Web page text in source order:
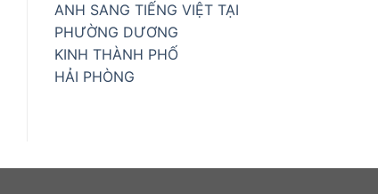
ANH SANG TIẾNG VIỆT TẠI
PHƯỜNG DƯƠNG
KINH THÀNH PHỐ
HẢI PHÒNG